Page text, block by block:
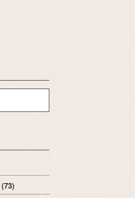
(73)